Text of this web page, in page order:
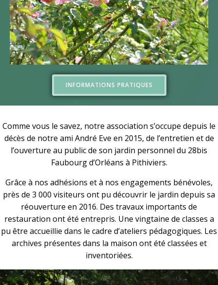
INFORMATIONS PRATIQUES
Comme vous le savez, notre association s’occupe depuis le
décès de notre ami André Eve en 2015, de l’entretien et de
l’ouverture au public de son jardin personnel du 28bis
Faubourg d’Orléans à Pithiviers.
Grâce à nos adhésions et à nos engagements bénévoles,
près de 3 000 visiteurs ont pu découvrir le jardin depuis sa
réouverture en 2016. Des travaux importants de
restauration ont été entrepris. Une vingtaine de classes a
pu être accueillie dans le cadre d’ateliers pédagogiques. Les
archives présentes dans la maison ont été classées et
inventoriées.